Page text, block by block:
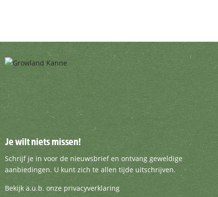
Je wilt niets missen!
Schrijf je in voor de nieuwsbrief en ontvang
Je wilt niets missen!
Schrijf je in voor de nieuwsbrief en ontvang geweldige
aanbiedingen. U kunt zich te allen tijde uitschrijven.
Bekijk a.u.b. onze privacyverklaring